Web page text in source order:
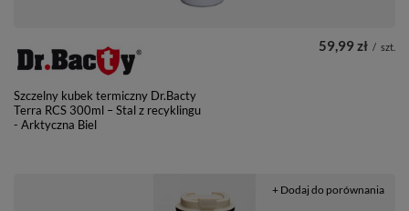
Szczelny kubek termiczny Dr.Bacty
Terra RCS 300ml – Stal z recyklingu
- Arktyczna Biel
59,99 zł / szt.
+ Dodaj do porównania